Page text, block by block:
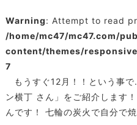
Warning: Attempt to read
/home/mc47/mc47.com/
content/themes/
7
もうすぐ12月！！という事
ン横丁 さん」をご紹介します
んです！ 七輪の炭火で自分で